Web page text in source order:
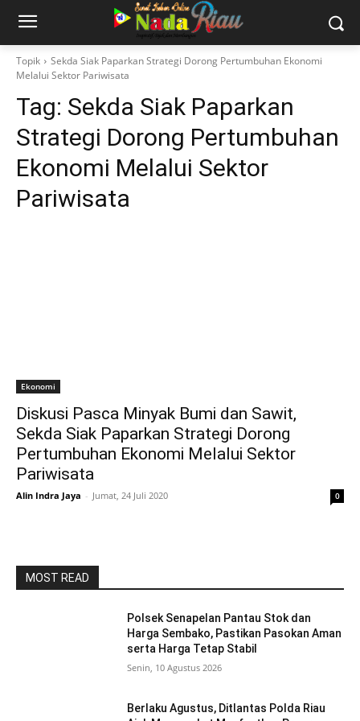
Topik
Sekda Siak Paparkan Strategi Dorong Pertumbuhan Ekonomi
Melalui Sektor Pariwisata
Tag: Sekda Siak Paparkan
Strategi Dorong Pertumbuhan
Ekonomi Melalui Sektor
Pariwisata
Ekonomi
Diskusi Pasca Minyak Bumi dan Sawit,
Sekda Siak Paparkan Strategi Dorong
Pertumbuhan Ekonomi Melalui Sektor
Pariwisata
Alin Indra Jaya - Jumat, 24 Juli 2020 0
MOST READ
Polsek Senapelan Pantau Stok dan
Harga Sembako, Pastikan Pasokan Aman
serta Harga Tetap Stabil
Senin, 10 Agustus 2026
Berlaku Agustus, Ditlantas Polda Riau